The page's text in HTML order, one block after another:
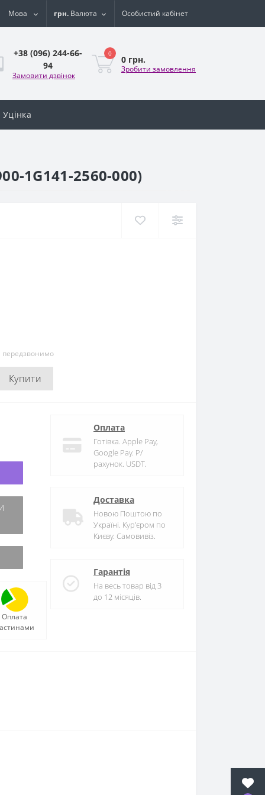
Мова грн. Валюта Особистий кабінет
+38 (096) 244-66-
94
Замовити дзвінок
0
0 грн.
Зробити замовлення
Уцінка
1G141-2560-000)
передзвонимо
Купити
Оплата
Оплата
Готівка. Apple Pay,
Google Pay. Р/
рахунок. USDT.
Доставка
Новою Поштою по
Україні. Кур'єром по
Києву. Самовивіз.
Гарантія
На весь товар від 3
до 12 місяців.